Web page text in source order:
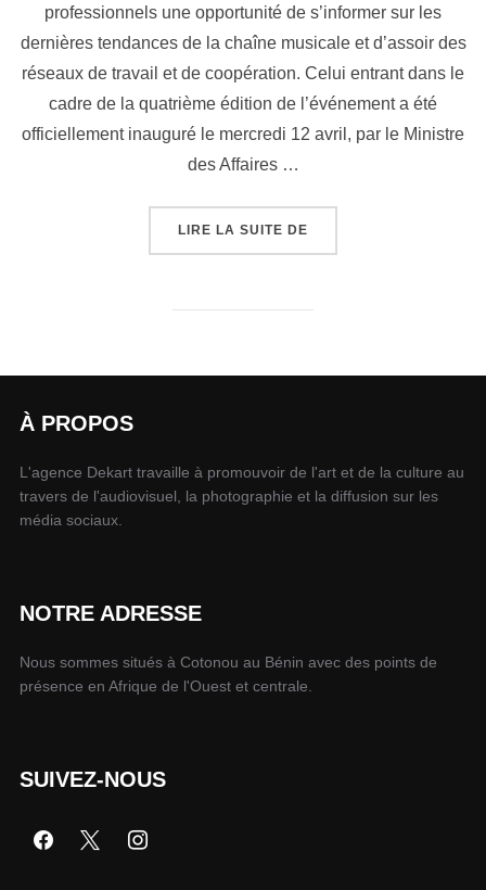
professionnels une opportunité de s’informer sur les
dernières tendances de la chaîne musicale et d’assoir des
réseaux de travail et de coopération. Celui entrant dans le
cadre de la quatrième édition de l’événement a été
officiellement inauguré le mercredi 12 avril, par le Ministre
des Affaires …
LIRE LA SUITE DE
À PROPOS
L'agence Dekart travaille à promouvoir de l'art et de la culture au
travers de l'audiovisuel, la photographie et la diffusion sur les
média sociaux.
NOTRE ADRESSE
Nous sommes situés à Cotonou au Bénin avec des points de
présence en Afrique de l'Ouest et centrale.
SUIVEZ-NOUS